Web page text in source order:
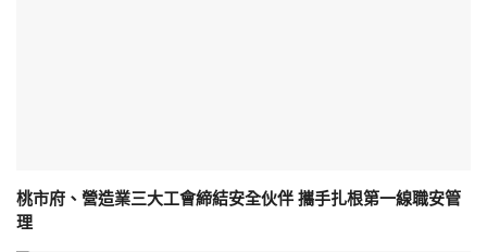
桃市府、營造業三大工會締結安全伙伴 攜手扎根第一線職安管
理